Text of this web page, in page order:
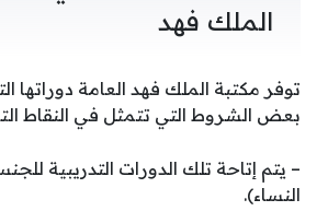
الملك فهد
توفر مكتبة الملك فهد العامة دوراتها
بعض الشروط التي تتمثل في النقاط
– يتم إتاحة تلك الدورات التدريبية
النساء).